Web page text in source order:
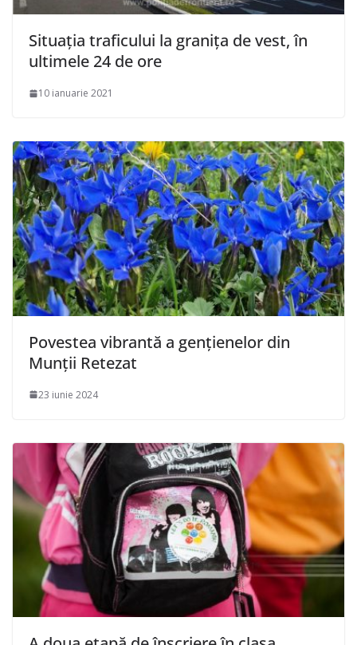
Situaţia traficului la granița de vest, în
ultimele 24 de ore
10 ianuarie 2021
Povestea vibrantă a gențienelor din
Munții Retezat
23 iunie 2024